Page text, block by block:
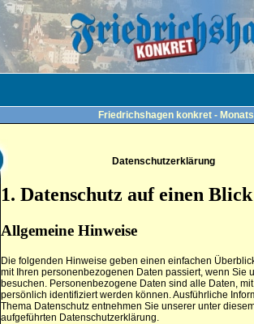
Friedrichshagen konkret -
Datenschutzerklärung
1. Datenschutz auf einen Blick
Allgemeine Hinweise
Die folgenden Hinweise geben einen einfachen
mit Ihren personenbezogenen Daten passiert, wenn Sie
besuchen. Personenbezogene Daten sind alle Daten,
persönlich identifiziert werden können. Ausführliche
Thema Datenschutz entnehmen Sie unserer unter
aufgeführten Datenschutzerklärung.